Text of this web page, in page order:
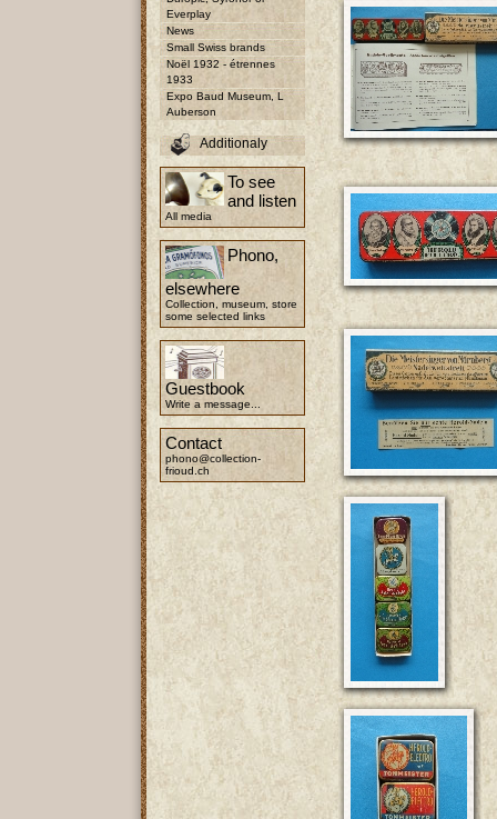
Everplay
News
Small Swiss brands
Noël 1932 - étrennes
1933
Expo Baud Museum, L
Auberson
Additionaly
To see
and listen
All media
Phono,
elsewhere
Collection, museum, store
some selected links
Guestbook
Write a message...
Contact
phono@collection-
frioud.ch